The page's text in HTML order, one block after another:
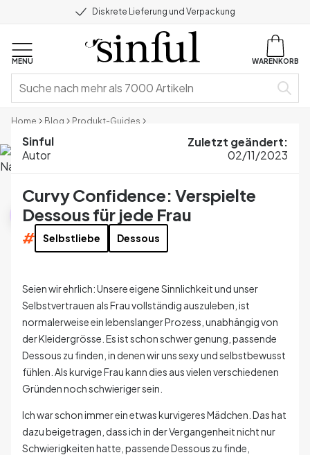
Diskrete Lieferung und Verpackung
MENU WARENKORB
Home Blog
Produkt-Guides
Produkt-Guides
Sinful
Autor
Zuletzt geändert:
02/11/2023
Curvy Confidence: Verspielte
Dessous für jede Frau
# Selbstliebe Dessous
Seien wir ehrlich: Unsere eigene Sinnlichkeit und unser
Selbstvertrauen als Frau vollständig auszuleben, ist
normalerweise ein lebenslanger Prozess, unabhängig von
der Kleidergrösse. Es ist schon schwer genung, passende
Dessous zu finden, in denen wir uns sexy und selbstbewusst
fühlen. Als kurvige Frau kann dies aus vielen verschiedenen
Gründen noch schwieriger sein.
Ich war schon immer ein etwas kurvigeres Mädchen. Das hat
dazu beigetragen, dass ich in der Vergangenheit nicht nur
Schwierigkeiten hatte, passende Dessous zu finde,